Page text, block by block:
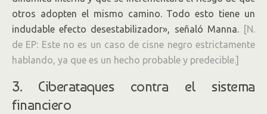
otros adopten el mismo camino. Todo esto tiene un
indudable efecto desestabilizador», señaló Manna. [N.
de EP: Este no es un caso de cisne negro estrictamente
hablando, ya que es un hecho probable y predecible.]
3. Ciberataques contra el sistema
financiero